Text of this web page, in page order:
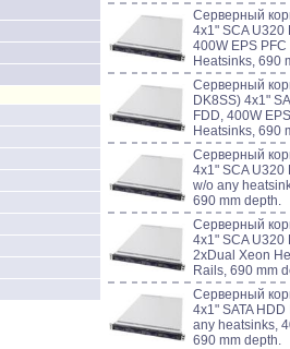
Серверный
4x1" SCA U320
400W EPS
Heatsinks, 690
Серверный
DK8SS) 4x1"
FDD, 400W
Heatsinks, 690
Серверный
4x1" SCA U320
w/o any
690 mm depth.
Серверный
4x1" SCA U320
2xDual Xeon
Rails, 690 mm
Серверный
4x1" SATA
any heatsinks,
690 mm depth.